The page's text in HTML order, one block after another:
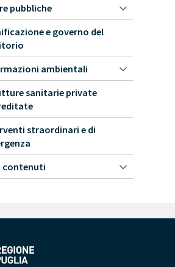
pubbliche
e governo del
ambientali
sanitarie private
straordinari e di
contenuti